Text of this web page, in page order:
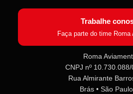
Roma
Online agora
Trabalhe
Faça parte do time Roma
Roma
CNPJ nº
Rua Almirante
Brás • São